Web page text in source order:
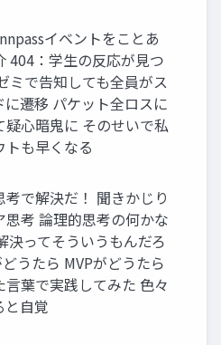
イベントをことあ
404：学生の反応が見つ
ミで告知しても全員がス
に遷移 パケット全ロスに
疑心暗鬼に そのせいで私
トも早くなる
考で解決だ！ 聞きかじり
思考 論理的思考の何かな
決ってそういうもんだろ
うたら MVPがどうたら
言葉で実践してみた 色々
と自覚